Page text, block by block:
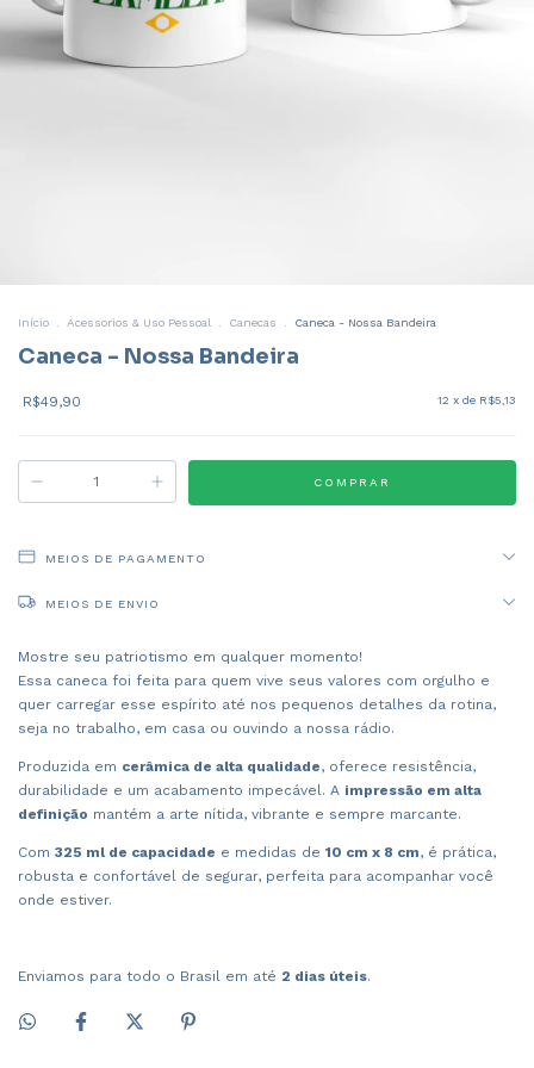
Início Acessorios & Uso Pessoal Canecas Caneca - Nossa Bandeira
Caneca - Nossa Bandeira
R$49,90 12 x de R$5,13
MEIOS DE PAGAMENTO
MEIOS DE ENVIO
Mostre seu patriotismo em qualquer momento!
Essa caneca foi feita para quem vive seus valores com orgulho e
quer carregar esse espírito até nos pequenos detalhes da rotina,
seja no trabalho, em casa ou ouvindo a nossa rádio.
Produzida em cerâmica de alta qualidade, oferece resistência,
durabilidade e um acabamento impecável. A impressão em alta
definição mantém a arte nítida, vibrante e sempre marcante.
Com 325 ml de capacidade e medidas de 10 cm x 8 cm, é prática,
robusta e confortável de segurar, perfeita para acompanhar você
onde estiver.
Enviamos para todo o Brasil em até 2 dias úteis.